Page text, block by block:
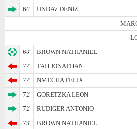
64'
UNDAV DENIZ
68'
BROWN NATHANIEL
72'
TAH JONATHAN
72'
NMECHA FELIX
72'
GORETZKA LEON
72'
RUDIGER ANTONIO
73'
BROWN NATHANIEL